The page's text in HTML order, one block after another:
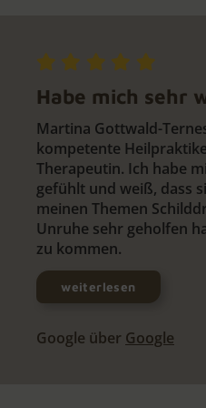
Habe mich sehr
Martina Gottwald-
kompetente
Therapeutin. Ich habe
gefühlt und weiß, dass
meinen Themen
Unruhe sehr geholfen
zu kommen.
weiterlesen
Google über Google